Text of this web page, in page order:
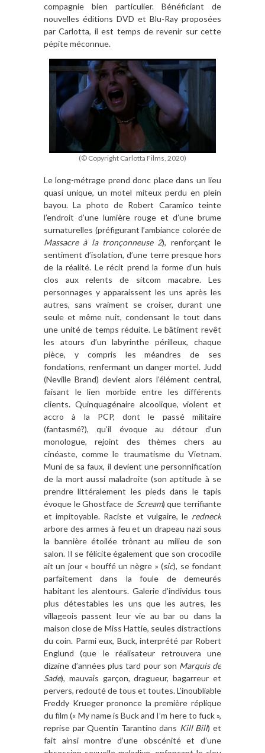
compagnie bien particulier. Bénéficiant de
nouvelles éditions DVD et Blu-Ray proposées
par Carlotta, il est temps de revenir sur cette
pépite méconnue.
(© Copyright Carlotta Films, 2020)
Le long-métrage prend donc place dans un lieu
quasi unique, un motel miteux perdu en plein
bayou. La photo de Robert Caramico teinte
l’endroit d’une lumière rouge et d’une brume
surnaturelles (préfigurant l’ambiance colorée de
Massacre à la tronçonneuse 2), renforçant le
sentiment d’isolation, d’une terre presque hors
de la réalité. Le récit prend la forme d’un huis
clos aux relents de sitcom macabre. Les
personnages y apparaissent les uns après les
autres, sans vraiment se croiser, durant une
seule et même nuit, condensant le tout dans
une unité de temps réduite. Le bâtiment revêt
les atours d’un labyrinthe périlleux, chaque
pièce, y compris les méandres de ses
fondations, renfermant un danger mortel. Judd
(Neville Brand) devient alors l’élément central,
faisant le lien morbide entre les différents
clients. Quinquagénaire alcoolique, violent et
accro à la PCP, dont le passé militaire
(fantasmé?), qu’il évoque au détour d’un
monologue, rejoint des thèmes chers au
cinéaste, comme le traumatisme du Vietnam.
Muni de sa faux, il devient une personnification
de la mort aussi maladroite (son aptitude à se
prendre littéralement les pieds dans le tapis
évoque le Ghostface de Scream) que terrifiante
et impitoyable. Raciste et vulgaire, le redneck
arbore des armes à feu et un drapeau nazi sous
la bannière étoilée trônant au milieu de son
salon. Il se félicite également que son crocodile
ait un jour « bouffé un nègre » (sic), se fondant
parfaitement dans la foule de demeurés
habitant les alentours. Galerie d’individus tous
plus détestables les uns que les autres, les
villageois passent leur vie au bar ou dans la
maison close de Miss Hattie, seules distractions
du coin. Parmi eux, Buck, interprété par Robert
Englund (que le réalisateur retrouvera une
dizaine d’années plus tard pour son Marquis de
Sade), mauvais garçon, dragueur, bagarreur et
pervers, redouté de tous et toutes. L’inoubliable
Freddy Krueger prononce la première réplique
du film (« My name is Buck and I’m here to fuck »,
reprise par Quentin Tarantino dans Kill Bill) et
fait ainsi montre d’une obscénité et d’une